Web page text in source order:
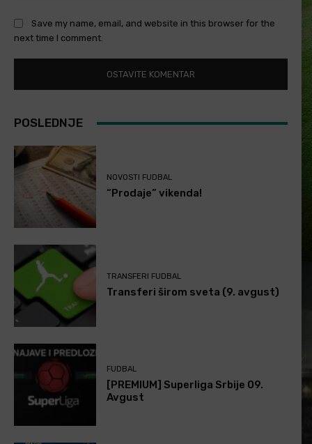
Save my name, email, and website in this browser for the
next time I comment.
POSLEDNJE
NOVOSTI FUDBAL
“Prodaje” vikenda!
TRANSFERI FUDBAL
Transferi širom sveta (9. avgust)
FUDBAL
[PREMIUM] Superliga Srbije 09.
Avgust